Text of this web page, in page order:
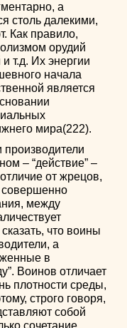
а
столь далекими,
Как правило,
орудий
т.д. Их энергии
начала
является
мира(222).
производители
– “действие” –
от жрецов,
совершенно
между
что воины
а
в
Воинов отличает
плотности среды,
строго говоря,
собой
сочетание